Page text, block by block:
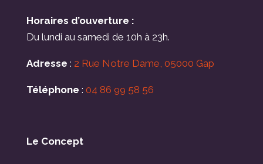
Horaires d’ouverture :
Du lundi au samedi de 10h à 23h.
Adresse : 2 Rue Notre Dame, 05000 Gap
Téléphone : 04 86 99 58 56
Le Concept